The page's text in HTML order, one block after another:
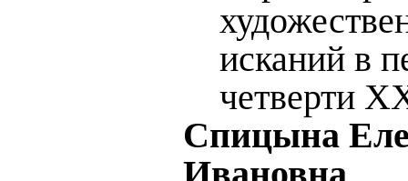
исканий в
четверти
Спицына